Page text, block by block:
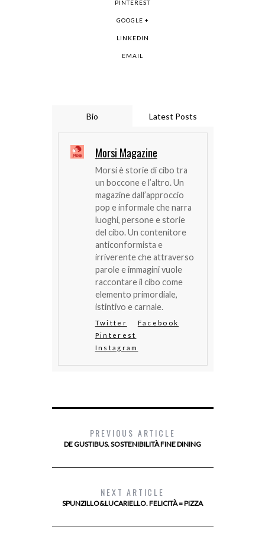
PINTEREST
GOOGLE +
LINKEDIN
EMAIL
Bio Latest Posts
Morsi Magazine
Morsi è storie di cibo tra
un boccone e l’altro. Un
magazine dall’approccio
pop e informale che narra
luoghi, persone e storie
del cibo. Un contenitore
anticonformista e
irriverente che attraverso
parole e immagini vuole
raccontare il cibo come
elemento primordiale,
istintivo e carnale.
Twitter
Facebook
Pinterest
Instagram
PREVIOUS ARTICLE
DE GUSTIBUS. SOSTENIBILITÀ FINE DINING
NEXT ARTICLE
SPUNZILLO&LUCARIELLO. FELICITÀ = PIZZA